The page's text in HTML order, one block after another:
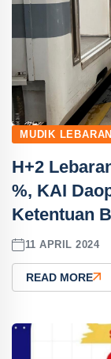
MUDIK LEBARAN
H+2
%, KAI
Ketentuan
11 APRIL 2024
READ MORE